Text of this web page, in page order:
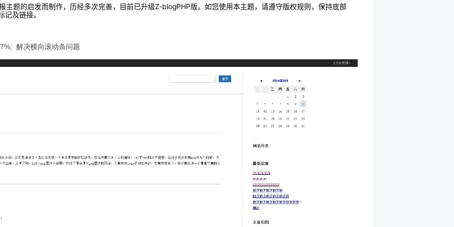
主题的启发而制作，历经多次完善，目前已升级Z-blogPHP版。如您使用本主题，请遵守版权规则，保持底部
及链接。
解决横向滚动条问题